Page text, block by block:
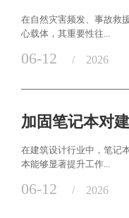
在自然灾害频发、事故救
心载体，其重要性往...
06-12 / 2026
加固笔记本对
在建筑设计行业中，笔记
本能够显著提升工作...
06-12 / 2026